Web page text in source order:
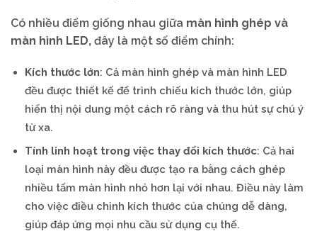
Có nhiều điểm giống nhau giữa màn hình ghép và
màn hình LED, đây là một số điểm chính:
Kích thước lớn: Cả màn hình ghép và màn hình LED
đều được thiết kế để trình chiếu kích thước lớn, giúp
hiển thị nội dung một cách rõ ràng và thu hút sự chú ý
từ xa.
Tính linh hoạt trong việc thay đổi kích thước: Cả hai
loại màn hình này đều được tạo ra bằng cách ghép
nhiều tấm màn hình nhỏ hơn lại với nhau. Điều này làm
cho việc điều chỉnh kích thước của chúng dễ dàng,
giúp đáp ứng mọi nhu cầu sử dụng cụ thể.